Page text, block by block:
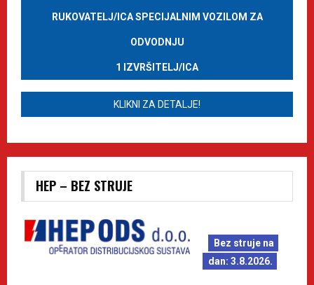
RUKOVATELJ/ICA SPECIJALNIM VOZILOM ZA
ODVODNJU
1 IZVRŠITELJ/ICA
KLIKNI ZA DETALJE!
HEP – BEZ STRUJE
Bez struje na
dan: 3.8.2026.